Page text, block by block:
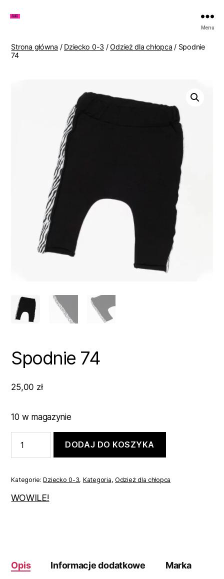
Lenki
Menu
Strona główna / Dziecko 0-3 /Odzież dla chłopca / Spodnie
74
Spodnie 74
25,00 zł
10 w magazynie
Spodnie
74
DODAJ DO KOSZYKA
Kategorie:Dziecko 0-3, Kategoria, Odzież dla chłopca
WOWILE!
Opis Informacje dodatkowe Marka